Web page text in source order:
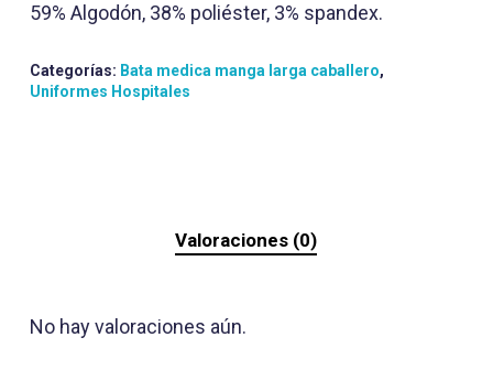
59% Algodón, 38% poliéster, 3% spandex.
Categorías: Bata medica manga larga caballero,
Uniformes Hospitales
Valoraciones (0)
No hay valoraciones aún.